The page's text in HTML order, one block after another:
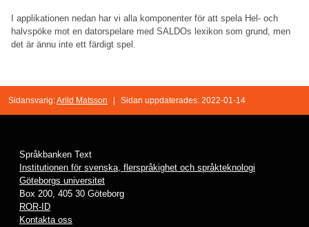
I applikationen nedan har vi alla komponenter för att spela Hel- och
halvspöke mot en datorspelare med SALDOs lexikon som grund, men
det är ännu inte ett färdigt spel.
Sidansvarig:Arild Matsson Sidan uppdaterades: 2022-01-14
Språkbanken Text
Institutionen för svenska, flerspråkighet och språkteknologi
Göteborgs universitet
Box 200, 405 30 Göteborg
ROR-ID
Kontakta oss